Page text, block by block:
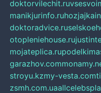
doktorvilechit.ru
manikjurinfo.ru
doktoradvice.ru
otopleniehouse.ru
mojateplica.ru
garazhov.com
stroyu.kzmy-vesta.com
zsmh.com.ua